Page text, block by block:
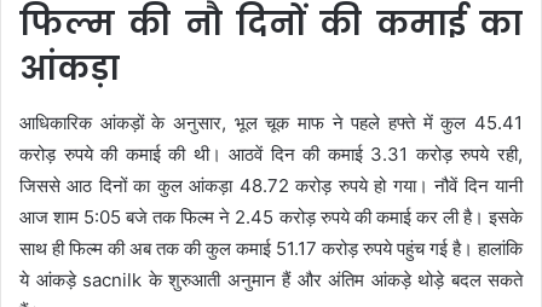
फिल्म की नौ दिनों की कमाई का
आंकड़ा
आधिकारिक आंकड़ों के अनुसार, भूल चूक माफ ने पहले हफ्ते में कुल 45.41
करोड़ रुपये की कमाई की थी। आठवें दिन की कमाई 3.31 करोड़ रुपये रही,
जिससे आठ दिनों का कुल आंकड़ा 48.72 करोड़ रुपये हो गया। नौवें दिन यानी
आज शाम 5:05 बजे तक फिल्म ने 2.45 करोड़ रुपये की कमाई कर ली है। इसके
साथ ही फिल्म की अब तक की कुल कमाई 51.17 करोड़ रुपये पहुंच गई है। हालांकि
ये आंकड़े sacnilk के शुरुआती अनुमान हैं और अंतिम आंकड़े थोड़े बदल सकते